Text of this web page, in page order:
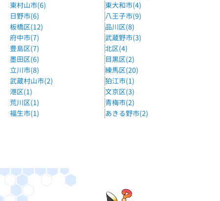
東村山市(6)
東大和市(4)
日野市(6)
八王子市(9)
板橋区(12)
品川区(8)
府中市(7)
武蔵野市(3)
豊島区(7)
北区(4)
墨田区(6)
目黒区(2)
立川市(8)
練馬区(20)
武蔵村山市(2)
狛江市(1)
港区(1)
文京区(3)
荒川区(1)
青梅市(2)
福生市(1)
あきる野市(2)